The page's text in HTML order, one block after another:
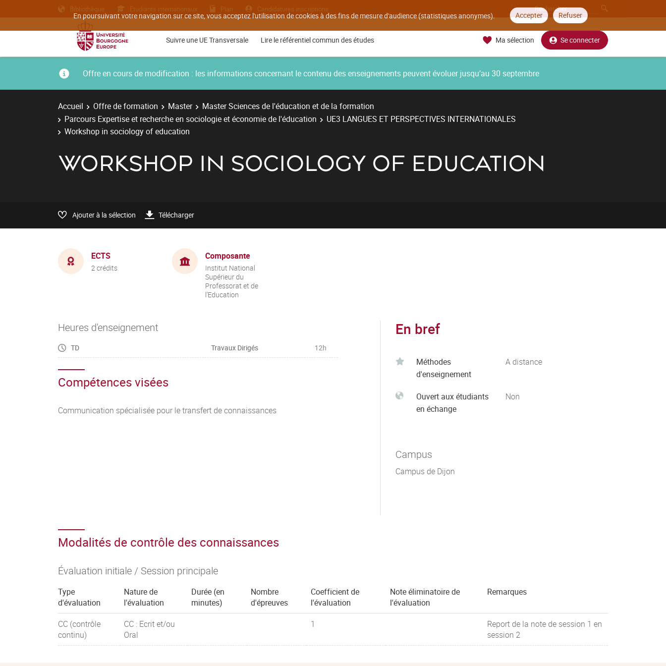
En poursuivant votre navigation sur ce site, vous acceptez l'utilisation de cookies à des fins de mesure d'audience (statistiques anonymes). Accepter Refuser
Bibliothèque Etudiants internationaux Plan Candidatures inscriptions
Suivre une UE Transversale Lire le référentiel commun des études Ma sélection Se connecter
Offre en cours de modification : les informations concernant le contenu des enseignements peuvent évoluer jusqu’au 30 septembre
Accueil Offre de formation Master
Master Sciences de l'éducation et de la formation
Parcours Expertise et recherche en sociologie et économie de l'éducation
UE3 LANGUES ET PERSPECTIVES INTERNATIONALES
Workshop in sociology of education
WORKSHOP IN SOCIOLOGY OF EDUCATION
Ajouter à la sélection Télécharger
ECTS
2 crédits
Composante
Institut National
Supérieur du
Professorat et de
l'Education
Heures d'enseignement
TD Travaux Dirigés 12h
Compétences visées
Communication spécialisée pour le transfert de connaissances
En bref
Méthodes
d'enseignement
A distance
Ouvert aux étudiants
en échange
Non
Campus
Campus de Dijon
Modalités de contrôle des connaissances
Évaluation initiale / Session principale
Type
d'évaluation
Nature de
l'évaluation
Durée (en
minutes)
Nombre
d'épreuves
Coefficient de
l'évaluation
Note éliminatoire de
l'évaluation
Remarques
CC (contrôle
continu)
CC : Ecrit et/ou
Oral
1
Report de la note de session 1 en
session 2